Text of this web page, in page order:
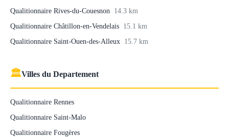
Qualitionnaire Rives-du-Couesnon 14.3 km
Qualitionnaire Châtillon-en-Vendelais 15.1 km
Qualitionnaire Saint-Ouen-des-Alleux 15.7 km
🏛Villes du Departement
Qualitionnaire Rennes
Qualitionnaire Saint-Malo
Qualitionnaire Fougères